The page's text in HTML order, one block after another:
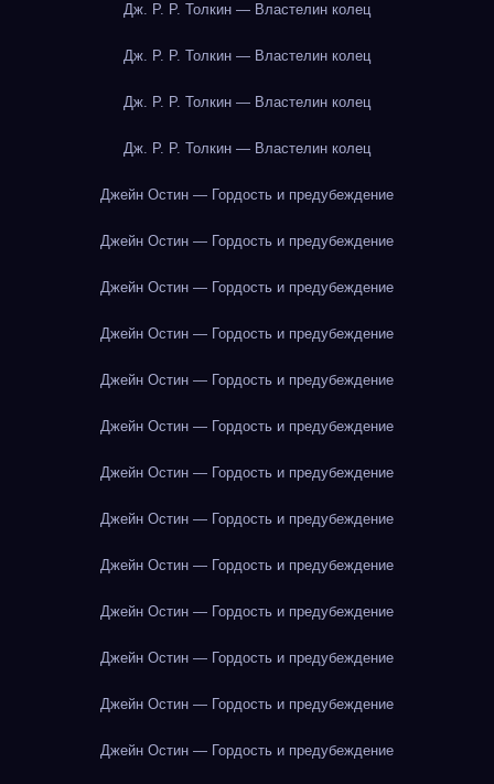
Дж. Р. Р. Толкин — Властелин колец
Дж. Р. Р. Толкин — Властелин колец
Дж. Р. Р. Толкин — Властелин колец
Дж. Р. Р. Толкин — Властелин колец
Джейн Остин — Гордость и предубеждение
Джейн Остин — Гордость и предубеждение
Джейн Остин — Гордость и предубеждение
Джейн Остин — Гордость и предубеждение
Джейн Остин — Гордость и предубеждение
Джейн Остин — Гордость и предубеждение
Джейн Остин — Гордость и предубеждение
Джейн Остин — Гордость и предубеждение
Джейн Остин — Гордость и предубеждение
Джейн Остин — Гордость и предубеждение
Джейн Остин — Гордость и предубеждение
Джейн Остин — Гордость и предубеждение
Джейн Остин — Гордость и предубеждение